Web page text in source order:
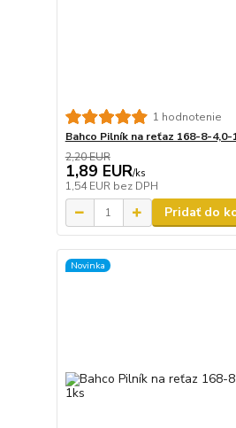
1 hodnotenie
Bahco Pilník na reťaz 168-8-4,0-
2,20 EUR
1,89 EUR/ks
1,54 EUR bez DPH
Pridať do
Novinka